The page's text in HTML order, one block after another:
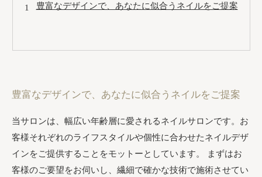
豊富なデザインで、あなたに似合うネイルをご提案
豊富なデザインで、あなたに似合うネイルをご提案
当サロンは、幅広い年齢層に愛されるネイルサロンです。お
客様それぞれのライフスタイルや個性に合わせたネイルデザ
インをご提供することをモットーとしています。 まずはお
客様のご要望をお伺いし、繊細で確かな技術で施術させてい